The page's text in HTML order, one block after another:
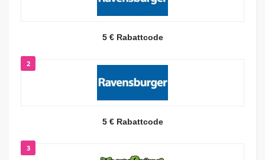
5 € Rabattcode
2
5 € Rabattcode
3